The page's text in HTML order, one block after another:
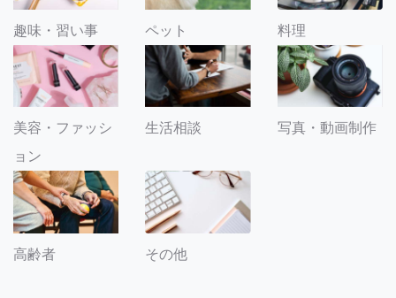
趣味・習い事 ペット 料理
美容・ファッシ
ョン
生活相談 写真・動画制作
高齢者 その他